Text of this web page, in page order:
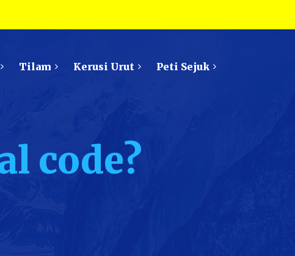
Tilam Kerusi Urut Peti Sejuk
code?